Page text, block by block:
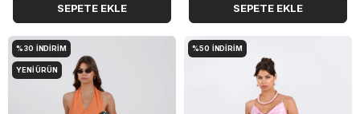
SEPETE EKLE SEPETE EKLE
%30 İNDIRIM
YENI ÜRÜN
%50 İNDIRIM